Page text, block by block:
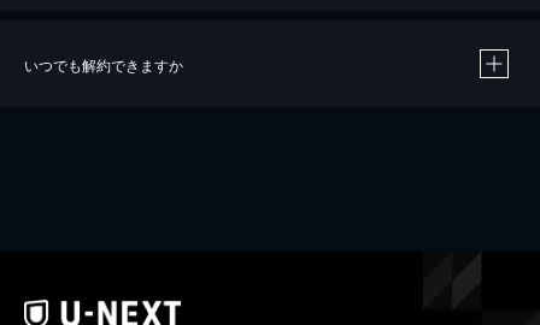
いつでも解約できますか